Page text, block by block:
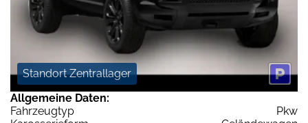
Standort Zentrallager
Allgemeine Daten:
Fahrzeugtyp
Pkw